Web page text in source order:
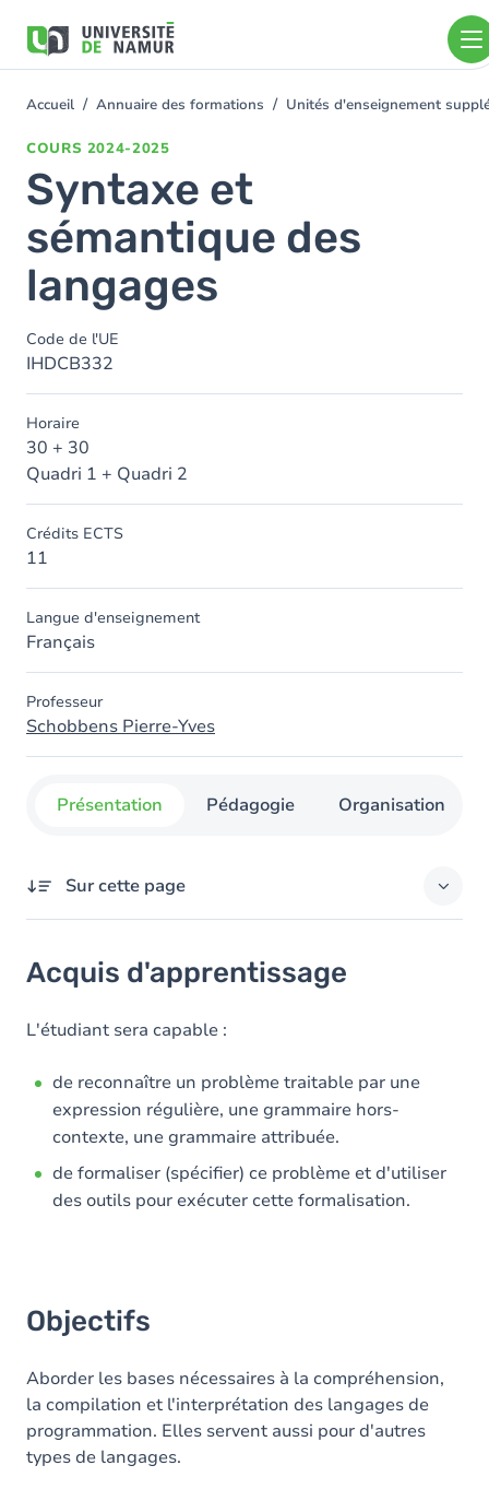
contenu
You
Accueil Annuaire des formations Unités d'enseignement
COURS 2024-2025
Syntaxe et
sémantique des
langages
Code de l'UE
IHDCB332
Horaire
30 + 30
Quadri 1 + Quadri 2
Crédits ECTS
11
Langue d'enseignement
Français
Professeur
Schobbens Pierre-Yves
Présentation Pédagogie Organisation
Sur cette page
Objectifs
Contenu
Table des matières
Exercices
Acquis d'apprentissage
L'étudiant sera capable :
de reconnaître un problème traitable par une
expression régulière, une grammaire hors-
contexte, une grammaire attribuée.
de formaliser (spécifier) ce problème et d'utiliser
des outils pour exécuter cette formalisation.
Objectifs
Aborder les bases nécessaires à la compréhension,
la compilation et l'interprétation des langages de
programmation. Elles servent aussi pour d'autres
types de langages.